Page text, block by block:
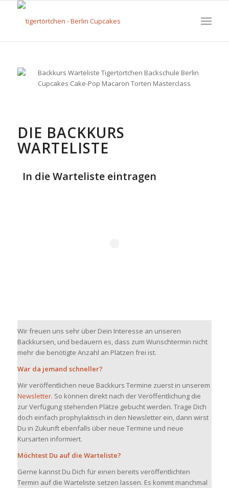
DIE BACKKURS
WARTELISTE
In die Warteliste eintragen
Wir freuen uns sehr über Dein Interesse an unseren
Backkursen, und bedauern es, dass zum Wunschtermin nicht
mehr die benötigte Anzahl an Plätzen frei ist.
War da jemand schneller?
Wir veröffentlichen neue Backkurs Termine zuerst in unserem
Newsletter. So können direkt nach der Veröffentlichung die
zur Verfügung stehenden Plätze gebucht werden. Trage Dich
doch einfach prophylaktisch in den Newsletter ein, dann wirst
Du in Zukunft ebenfalls über neue Termine und neue
Kursarten informiert.
Möchtest Du auf die Warteliste?
Gerne kannst Du Dich für einen bereits veröffentlichten
Termin auf die Warteliste setzen lassen. Es kommt manchmal